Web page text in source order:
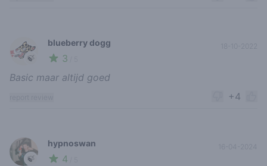
🍃
blueberry dogg
3
Basic maar altijd goed
+4
🍃
hypnoswan
4